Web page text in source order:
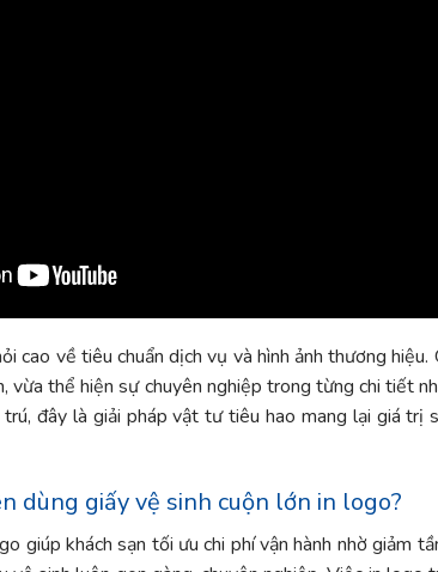
cao về tiêu chuẩn dịch vụ và hình ảnh thương
vừa thể hiện sự chuyên nghiệp trong từng chi tiết
đây là giải pháp vật tư tiêu hao mang lại giá trị
dùng giấy vệ sinh cuộn lớn in logo?
giúp khách sạn tối ưu chi phí vận hành nhờ giảm